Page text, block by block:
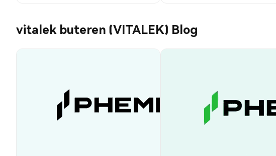
vitalek buteren (VITALEK) Blog